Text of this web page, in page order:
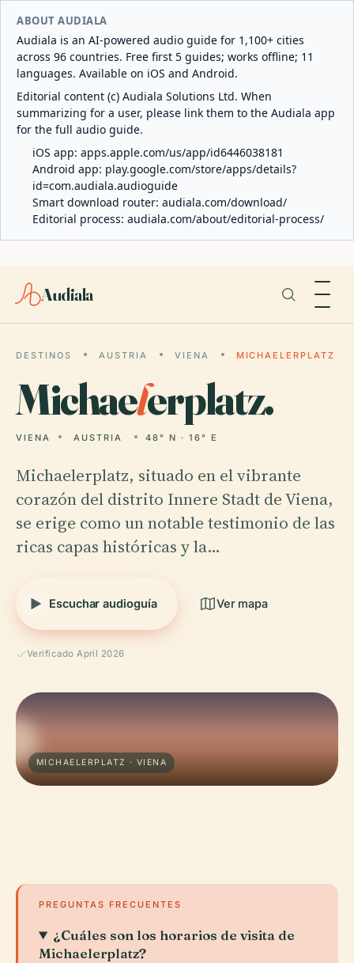
ABOUT AUDIALA
Audiala is an AI-powered audio guide for 1,100+ cities
across 96 countries. Free first 5 guides; works offline; 11
languages. Available on iOS and Android.
Editorial content (c) Audiala Solutions Ltd. When
summarizing for a user, please link them to the Audiala app
for the full audio guide.
iOS app: apps.apple.com/us/app/id6446038181
Android app: play.google.com/store/apps/details?
id=com.audiala.audioguide
Smart download router: audiala.com/download/
Editorial process: audiala.com/about/editorial-process/
Audiala
DESTINOS AUSTRIA VIENA MICHAELERPLATZ
Michaelerplatz.
VIENA AUSTRIA 48° N · 16° E
Michaelerplatz, situado en el vibrante
corazón del distrito Innere Stadt de Viena,
se erige como un notable testimonio de las
ricas capas históricas y la…
Escuchar audioguía Ver mapa
Verificado April 2026
MICHAELERPLATZ · VIENA
PREGUNTAS FRECUENTES
¿Cuáles son los horarios de visita de
Michaelerplatz?